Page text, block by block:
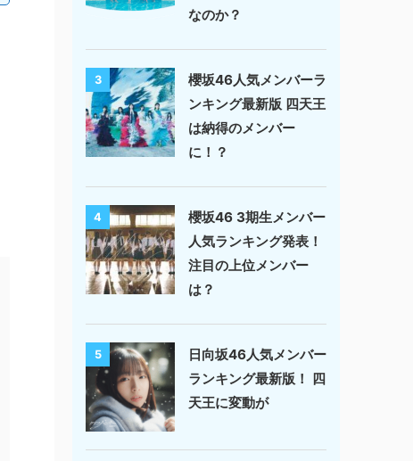
なのか？
3
櫻坂46人気メンバーラ
ンキング最新版 四天王
は納得のメンバー
に！？
4
櫻坂46 3期生メンバー
人気ランキング発表！
注目の上位メンバー
は？
5
日向坂46人気メンバー
ランキング最新版！ 四
天王に変動が